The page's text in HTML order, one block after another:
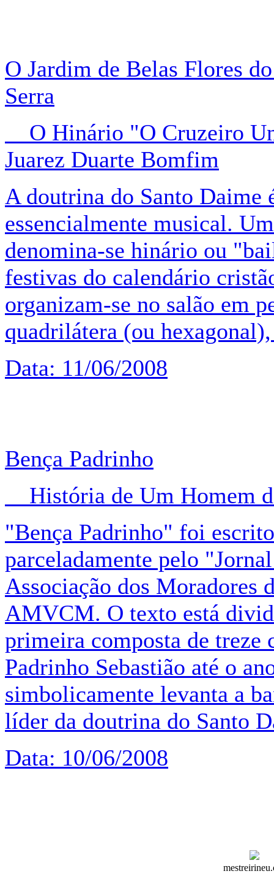
O Jardim de Belas Flores
Serra
O Hinário "O Cruzeiro
Juarez Duarte Bomfim
A doutrina do Santo Daime
essencialmente musical.
denomina-se hinário ou
festivas do calendário
organizam-se no salão em
quadrilátera (ou
Data: 11/06/2008
Bença Padrinho
História de Um Homem
"Bença Padrinho" foi
parceladamente pelo
Associação dos Moradores
AMVCM. O texto está
primeira composta de treze
Padrinho Sebastião até o
simbolicamente levanta a
líder da doutrina do Santo
Data: 10/06/2008